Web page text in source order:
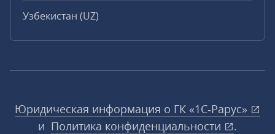
Узбекистан (UZ)
Юридическая информация о ГК «1С‑Рарус»
и Политика конфиденциальности
.